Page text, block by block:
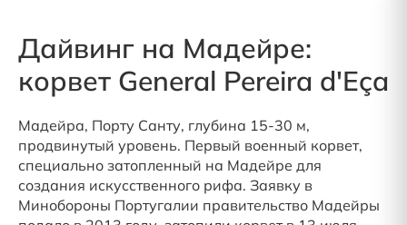
Дайвинг на Мадейре:
корвет General Pereira d'Eça
Мадейра, Порту Санту, глубина 15-30 м,
продвинутый уровень. Первый военный корвет,
специально затопленный на Мадейре для
создания искусственного рифа. Заявку в
Минобороны Португалии правительство Мадейры